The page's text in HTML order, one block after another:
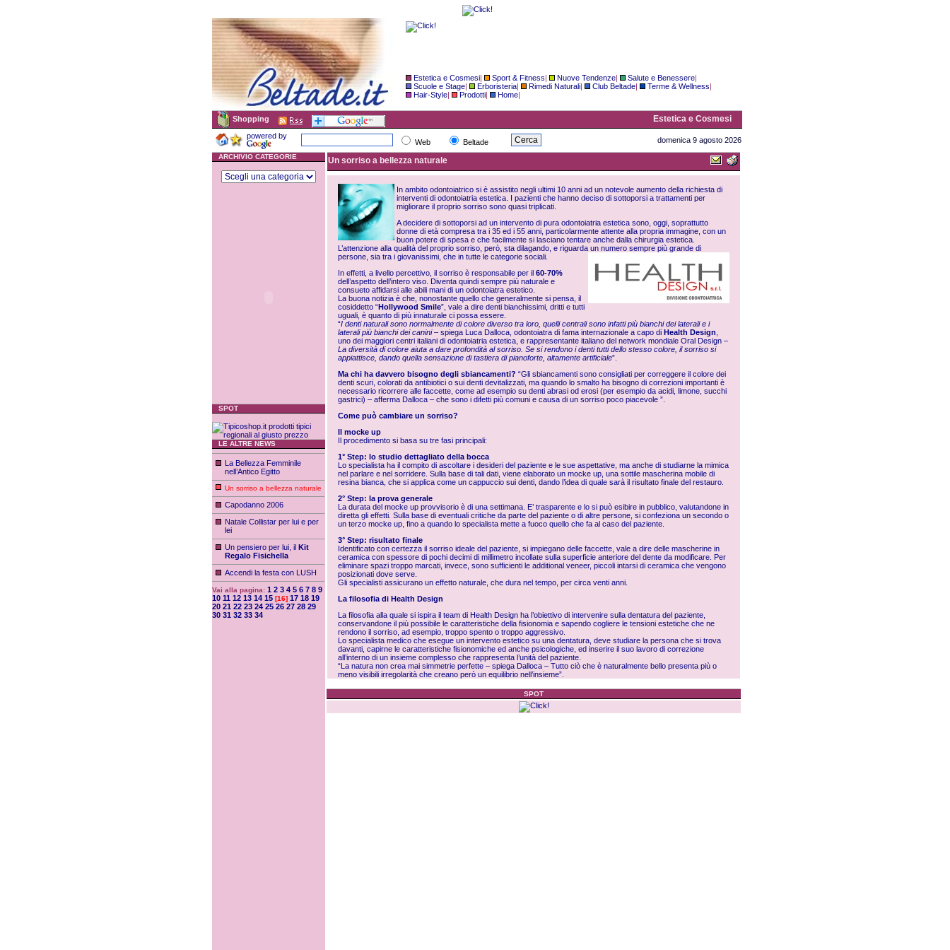
Estetica e Cosmesi| Sport & Fitness| Nuove Tendenze| Salute e Benessere|
Scuole e Stage| Erboristeria| Rimedi Naturali| Club Beltade| Terme & Wellness|
Hair-Style| Prodotti| Home|
Shopping Estetica e Cosmesi
powered by
Web Beltade domenica 9 agosto 2026
ARCHIVIO CATEGORIE
SPOT
LE ALTRE NEWS
La Bellezza Femminile
nell’Antico Egitto
Un sorriso a bellezza naturale
Capodanno 2006
Natale Collistar per lui e per
lei
Un pensiero per lui, il Kit
Regalo Fisichella
Accendi la festa con LUSH
Vai alla pagina: 1 2 3 4 5 6 7 8 9
10 11 12 13 14 15 [16] 17 18 19
20 21 22 23 24 25 26 27 28 29
30 31 32 33 34
Un sorriso a bellezza naturale
In ambito odontoiatrico si è assistito negli ultimi 10 anni ad un notevole aumento della richiesta di
interventi di odontoiatria estetica. I pazienti che hanno deciso di sottoporsi a trattamenti per
migliorare il proprio sorriso sono quasi triplicati.
A decidere di sottoporsi ad un intervento di pura odontoiatria estetica sono, oggi, soprattutto
donne di età compresa tra i 35 ed i 55 anni, particolarmente attente alla propria immagine, con un
buon potere di spesa e che facilmente si lasciano tentare anche dalla chirurgia estetica.
L’attenzione alla qualità del proprio sorriso, però, sta dilagando, e riguarda un numero sempre più grande di
persone, sia tra i giovanissimi, che in tutte le categorie sociali.
In effetti, a livello percettivo, il sorriso è responsabile per il 60-70%
dell’aspetto dell’intero viso. Diventa quindi sempre più naturale e
consueto affidarsi alle abili mani di un odontoiatra estetico.
La buona notizia è che, nonostante quello che generalmente si pensa, il
cosiddetto “Hollywood Smile”, vale a dire denti bianchissimi, dritti e tutti
uguali, è quanto di più innaturale ci possa essere.
“I denti naturali sono normalmente di colore diverso tra loro, quelli centrali sono infatti più bianchi dei laterali e i
laterali più bianchi dei canini– spiega Luca Dalloca, odontoiatra di fama internazionale a capo di Health Design
uno dei maggiori centri italiani di odontoiatria estetica, e rappresentante italiano del network mondiale Oral Design –
La diversità di colore aiuta a dare profondità al sorriso. Se si rendono i denti tutti dello stesso colore, il sorriso si
appiattisce, dando quella sensazione di tastiera di pianoforte, altamente artificiale”.
Ma chi ha davvero bisogno degli sbiancamenti? “Gli sbiancamenti sono consigliati per correggere il colore dei
denti scuri, colorati da antibiotici o sui denti devitalizzati, ma quando lo smalto ha bisogno di correzioni importanti è
necessario ricorrere alle faccette, come ad esempio su denti abrasi od erosi (per esempio da acidi, limone, succhi
gastrici) – afferma Dalloca – che sono i difetti più comuni e causa di un sorriso poco piacevole ”.
Come può cambiare un sorriso?
Il mocke up
Il procedimento si basa su tre fasi principali:
1° Step: lo studio dettagliato della bocca
Lo specialista ha il compito di ascoltare i desideri del paziente e le sue aspettative, ma anche di studiarne la mimica
nel parlare e nel sorridere. Sulla base di tali dati, viene elaborato un mocke up, una sottile mascherina mobile di
resina bianca, che si applica come un cappuccio sui denti, dando l’idea di quale sarà il risultato finale del restauro.
2° Step: la prova generale
La durata del mocke up provvisorio è di una settimana. E’ trasparente e lo si può esibire in pubblico, valutandone in
diretta gli effetti. Sulla base di eventuali critiche da parte del paziente o di altre persone, si confeziona un secondo o
un terzo mocke up, fino a quando lo specialista mette a fuoco quello che fa al caso del paziente.
3° Step: risultato finale
Identificato con certezza il sorriso ideale del paziente, si impiegano delle faccette, vale a dire delle mascherine in
ceramica con spessore di pochi decimi di millimetro incollate sulla superficie anteriore del dente da modificare. Per
eliminare spazi troppo marcati, invece, sono sufficienti le additional veneer, piccoli intarsi di ceramica che vengono
posizionati dove serve.
Gli specialisti assicurano un effetto naturale, che dura nel tempo, per circa venti anni.
La filosofia di Health Design
La filosofia alla quale si ispira il team di Health Design ha l’obiettivo di intervenire sulla dentatura del paziente,
conservandone il più possibile le caratteristiche della fisionomia e sapendo cogliere le tensioni estetiche che ne
rendono il sorriso, ad esempio, troppo spento o troppo aggressivo.
Lo specialista medico che esegue un intervento estetico su una dentatura, deve studiare la persona che si trova
davanti, capirne le caratteristiche fisionomiche ed anche psicologiche, ed inserire il suo lavoro di correzione
all’interno di un insieme complesso che rappresenta l’unità del paziente.
“La natura non crea mai simmetrie perfette – spiega Dalloca – Tutto ciò che è naturalmente bello presenta più o
meno visibili irregolarità che creano però un equilibrio nell’insieme”.
SPOT